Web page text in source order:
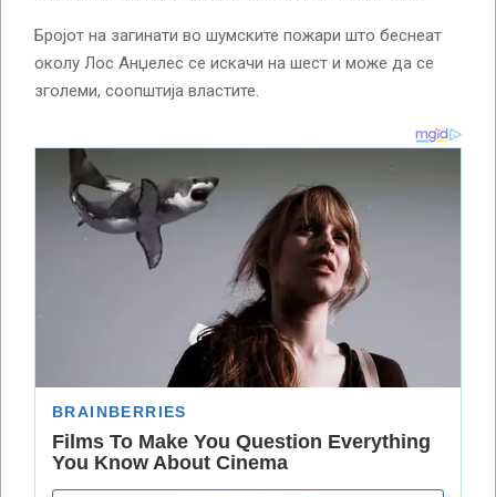
Бројот на загинати во шумските пожари што беснеат
околу Лос Анџелес се искачи на шест и може да се
зголеми, соопштија властите.